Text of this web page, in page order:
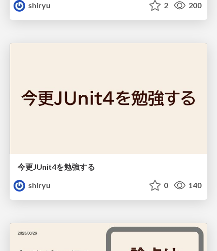
shiryu
2 200
今更JUnit4を勉強する
shiryu
0 140